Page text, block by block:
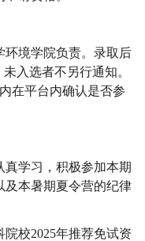
环境学院负责。录取后
入选者不另行通知。
在平台内确认是否参
学习，积极参加本期
及本暑期夏令营的纪律
院校2025年推荐免试资